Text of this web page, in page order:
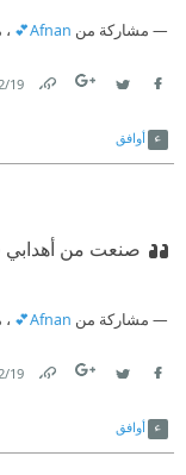
مشاركة من Afnan💕
19‏/12‏/2023
أوافق
صنعت من أهدابي
مشاركة من Afnan💕
19‏/12‏/2023
أوافق